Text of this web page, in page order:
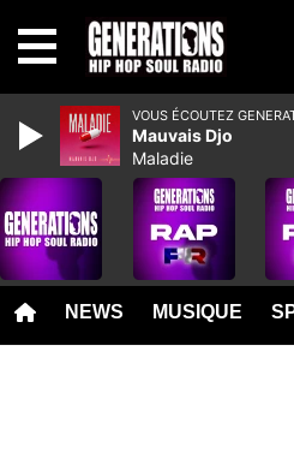
NEWS MUSIQUE
VOUS ÉCOUTEZ
Mauvais Djo
Maladie